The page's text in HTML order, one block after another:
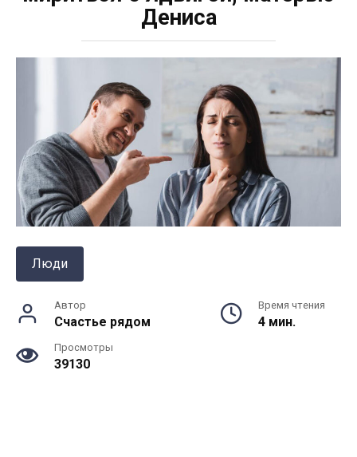
Дениса
Люди
Автор
Счастье рядом
Время чтения
4 мин.
Просмотры
39130